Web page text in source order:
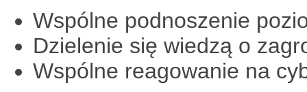
Wspólne podnoszenie
Dzielenie się wiedzą o
Wspólne reagowanie na